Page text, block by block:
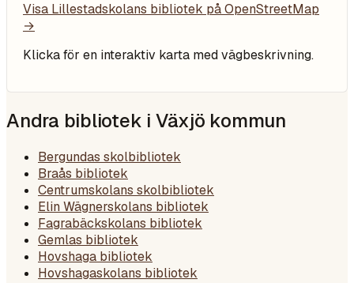
Visa Lillestadskolans bibliotek på OpenStreetMap
→
Klicka för en interaktiv karta med vägbeskrivning.
Andra bibliotek i Växjö kommun
Bergundas skolbibliotek
Braås bibliotek
Centrumskolans skolbibliotek
Elin Wägnerskolans bibliotek
Fagrabäckskolans bibliotek
Gemlas bibliotek
Hovshaga bibliotek
Hovshagaskolans bibliotek